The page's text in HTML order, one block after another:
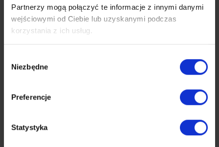
Partnerzy mogą połączyć te informacje z innymi danymi
wejściowymi od Ciebie lub uzyskanymi podczas
korzystania z ich usług.
zgody
Niezbędne
Preferencje
Statystyka
LK283, Jelenia Góra - Lwówek
Jelenia Góra
dolnośląskie